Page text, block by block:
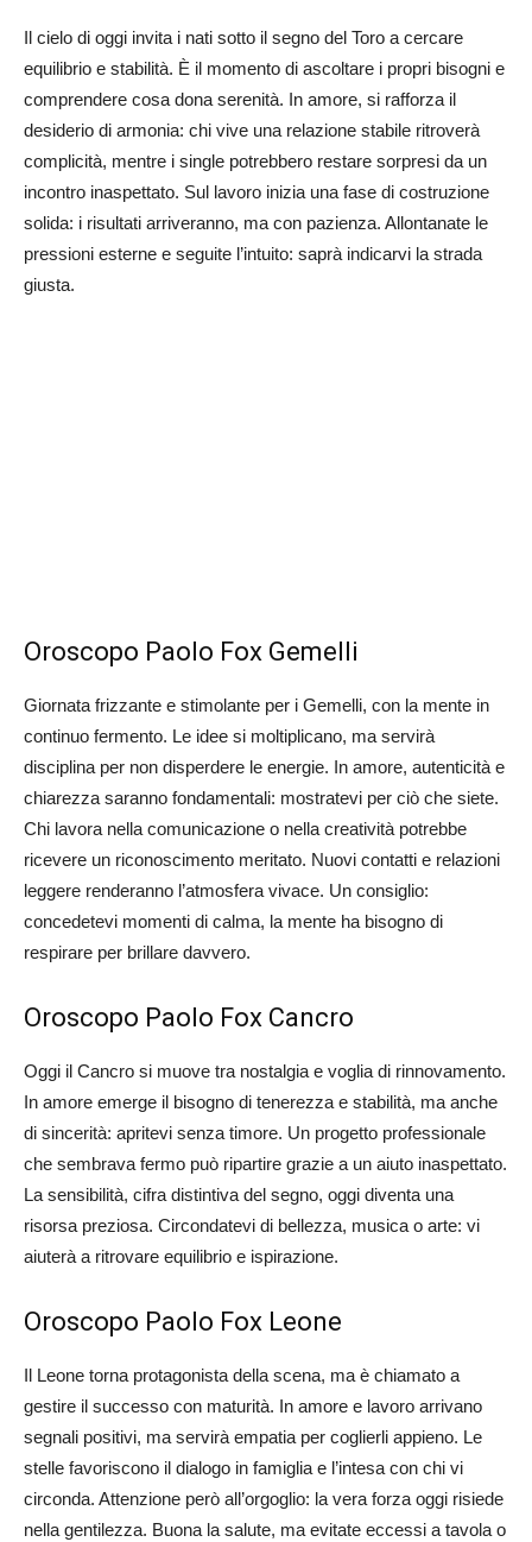
Il cielo di oggi invita i nati sotto il segno del Toro a cercare
equilibrio e stabilità. È il momento di ascoltare i propri bisogni e
comprendere cosa dona serenità. In amore, si rafforza il
desiderio di armonia: chi vive una relazione stabile ritroverà
complicità, mentre i single potrebbero restare sorpresi da un
incontro inaspettato. Sul lavoro inizia una fase di costruzione
solida: i risultati arriveranno, ma con pazienza. Allontanate le
pressioni esterne e seguite l’intuito: saprà indicarvi la strada
giusta.
Oroscopo Paolo Fox Gemelli
Giornata frizzante e stimolante per i Gemelli, con la mente in
continuo fermento. Le idee si moltiplicano, ma servirà
disciplina per non disperdere le energie. In amore, autenticità e
chiarezza saranno fondamentali: mostratevi per ciò che siete.
Chi lavora nella comunicazione o nella creatività potrebbe
ricevere un riconoscimento meritato. Nuovi contatti e relazioni
leggere renderanno l’atmosfera vivace. Un consiglio:
concedetevi momenti di calma, la mente ha bisogno di
respirare per brillare davvero.
Oroscopo Paolo Fox Cancro
Oggi il Cancro si muove tra nostalgia e voglia di rinnovamento.
In amore emerge il bisogno di tenerezza e stabilità, ma anche
di sincerità: apritevi senza timore. Un progetto professionale
che sembrava fermo può ripartire grazie a un aiuto inaspettato.
La sensibilità, cifra distintiva del segno, oggi diventa una
risorsa preziosa. Circondatevi di bellezza, musica o arte: vi
aiuterà a ritrovare equilibrio e ispirazione.
Oroscopo Paolo Fox Leone
Il Leone torna protagonista della scena, ma è chiamato a
gestire il successo con maturità. In amore e lavoro arrivano
segnali positivi, ma servirà empatia per coglierli appieno. Le
stelle favoriscono il dialogo in famiglia e l’intesa con chi vi
circonda. Attenzione però all’orgoglio: la vera forza oggi risiede
nella gentilezza. Buona la salute, ma evitate eccessi a tavola o